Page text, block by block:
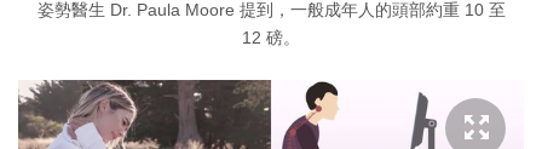
姿勢醫生 Dr. Paula Moore 提到，一般成年人的頭部約重 10 至
12 磅。